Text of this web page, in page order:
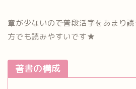
章が少ないので普段活字をあまり
方でも読みやすいです★
著書の構成